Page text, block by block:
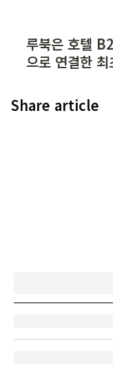
루북은 호텔
으로 연결한
Share article